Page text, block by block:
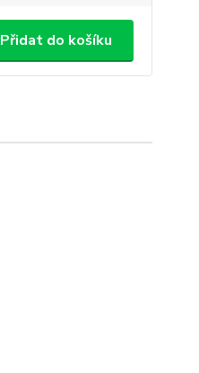
Přidat do košíku